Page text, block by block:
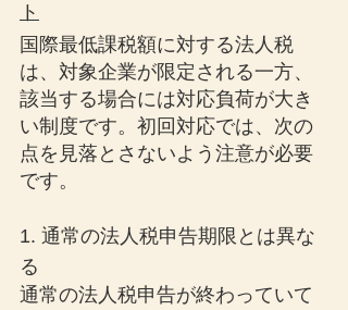
ト
国際最低課税額に対する法人税
は、対象企業が限定される一方、
該当する場合には対応負荷が大き
い制度です。初回対応では、次の
点を見落とさないよう注意が必要
です。
1. 通常の法人税申告期限とは異な
る
通常の法人税申告が終わっていて